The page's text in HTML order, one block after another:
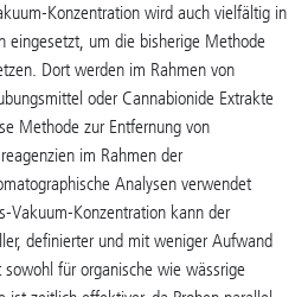
Konzentration wird auch vielfältig in
eingesetzt, um die bisherige Methode
Dort werden im Rahmen von
oder Cannabionide Extrakte
Methode zur Entfernung von
im Rahmen der
Analysen verwendet
Vakuum-Konzentration kann der
definierter und mit weniger Aufwand
für organische wie wässrige